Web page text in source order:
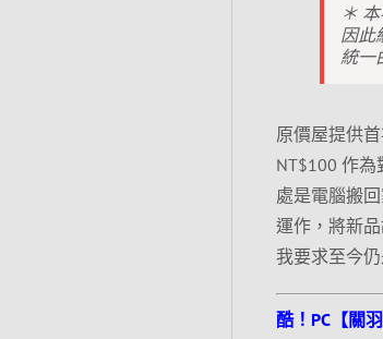
＊
因此
統一
原價屋提供
NT$100 作
處是電腦搬
運作，將新
我要求至今
酷！PC【關